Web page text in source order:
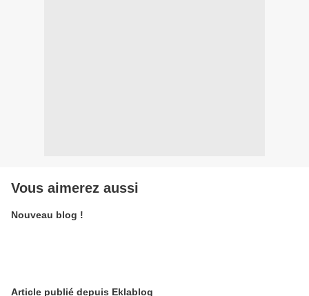
Vous aimerez aussi
Nouveau blog !
Article publié depuis Eklablog